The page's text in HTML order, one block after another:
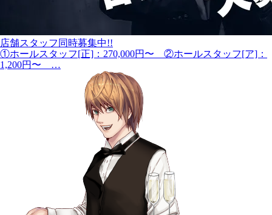
店舗スタッフ同時募集中!!
①ホールスタッフ[正]：270,000円〜 ②ホールスタッフ[ア]：
1,200円〜 …